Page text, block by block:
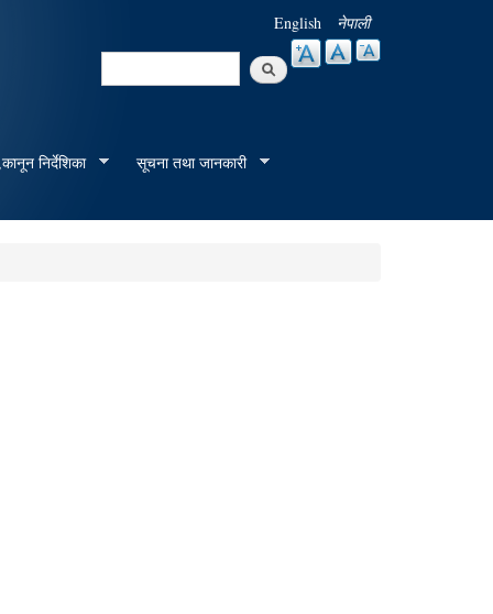
English नेपाली
Search
निर्देशिका
सूचना तथा जानकारी